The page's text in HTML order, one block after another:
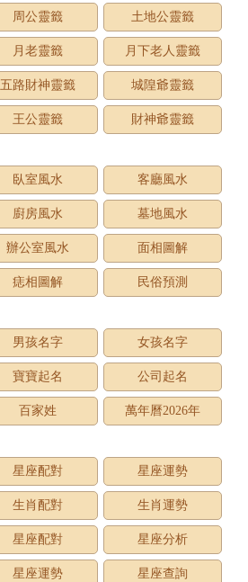
周公靈籤 土地公靈籤
月老靈籤 月下老人靈籤
五路財神靈籤 城隍爺靈籤
王公靈籤 財神爺靈籤
臥室風水 客廳風水
廚房風水 墓地風水
辦公室風水 面相圖解
痣相圖解 民俗預測
男孩名字 女孩名字
寶寶起名 公司起名
百家姓 萬年曆2026年
星座配對 星座運勢
生肖配對 生肖運勢
星座配對 星座分析
星座運勢 星座查詢